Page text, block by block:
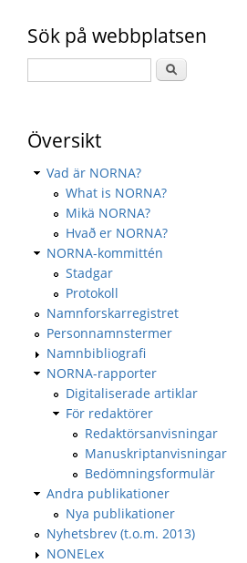
Sök på webbplatsen
Översikt
Vad är NORNA?
What is NORNA?
Mikä NORNA?
Hvað er NORNA?
NORNA-kommittén
Stadgar
Protokoll
Namnforskarregistret
Personnamnstermer
Namnbibliografi
NORNA-rapporter
Digitaliserade artiklar
För redaktörer
Redaktörsanvisningar
Manuskriptanvisningar
Bedömningsformulär
Andra publikationer
Nya publikationer
Nyhetsbrev (t.o.m. 2013)
NONELex